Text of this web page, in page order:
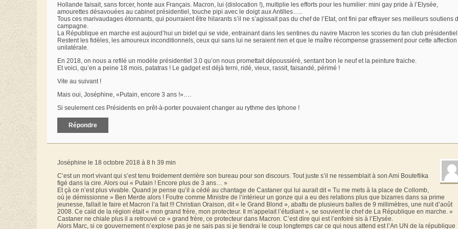
Hollande faisait, sans forcer, honte aux Français. Macron, lui (dislocation !), multiplie les efforts pour les humilier: mini gay pride à l’Elysée,
amourettes désavouées au cabinet présidentiel, touche pipi avec le doigt aux Antilles…..
Tous ces marivaudages étonnants, qui pourraient être hilarants s’il ne s’agissait pas du chef de l’Etat, ont fini par effrayer ses meilleurs soutiens
campagne.
La République en marche est aujourd’hui un bidet qui se vide, entrainant dans les sentines du navire Macron les scories du fan club
Restent les fidèles, les amoureux inconditionnels, ceux qui sans lui ne seraient rien et que le maître récompense grassement pour cette affection
unilatérale.
En 2018, on nous a refilé un modèle présidentiel 3.0 qu’on nous promettait dépoussiéré, sentant bon le neuf et la peinture fraiche.
Et voici, qu’en a peine 18 mois, patatras ! Le gadget est déjà terni, ridé, vieux, rassit, faisandé, périmé !
Vite au suivant !
Mais oui, Joséphine, «Putain, encore 3 ans !»….
Si seulement ces Présidents en prêt-à-porter pouvaient changer au rythme des Iphone !
Répondre
Joséphine le 18 octobre 2018 à 8 h 39 min
C’est un mort vivant qui s’est tenu froidement derrière son bureau pour son discours. Tout juste s’il ne ressemblait à son Ami Bouteflika
figé dans la cire. Alors oui « Putain ! Encore plus de 3 ans… »
Et çà ce n’est plus vivable. Quand je pense qu’il a cédé au chantage de Castaner qui lui aurait dit « Tu me mets à la place de Collomb,
où je démissionne » Ben Merde alors ! Foutre comme Ministre de l’intérieur un gonze qui a eu des relations plus que bizarres dans sa prime
jeunesse, fallait le faire et Macron l’a fait !!! Christian Oraison, dit « le Grand Blond », abattu de plusieurs balles de 9 millimètres, une nuit d’août
2008. Ce caïd de la région était « mon grand frère, mon protecteur. Il m’appelait l’étudiant », se souvient le chef de La République en marche. »
Castaner ne chiale plus il a retrouvé ce « grand frère, ce protecteur dans Macron. C’est dire qui est l’enfoiré sis à l’Elysée.
Alors Marc, si ce gouvernement n’explose pas je ne sais pas si je tiendrai le coup longtemps car ce qui nous attend est l’An UN de la république